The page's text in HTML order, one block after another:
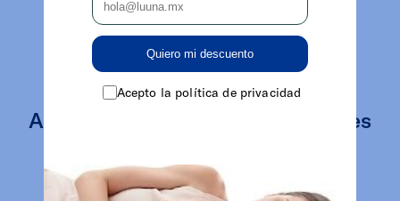
Adapta tu cama a tus necesidades
Haz de tu cama un espacio con más
posibilidades.
Quiero mi descuento
Acepto la política de privacidad